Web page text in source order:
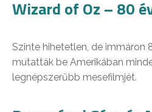
Wizard of Oz – 80
Szinte hihetetlen, de immáron
mutatták be Amerikában
legnépszerűbb mesefilmjét.